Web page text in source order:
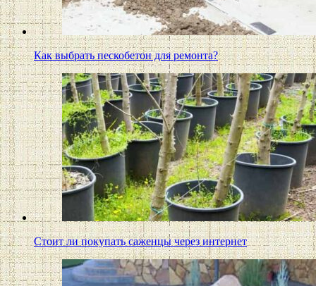
Как выбрать пескобетон для ремонта?
Стоит ли покупать саженцы через интернет